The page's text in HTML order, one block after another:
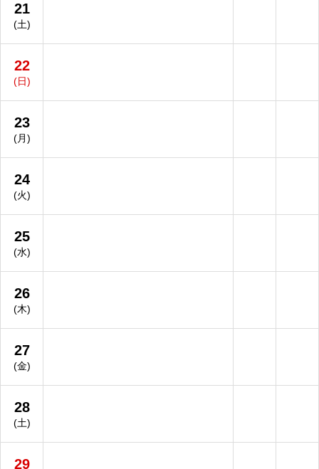
21
(土)
22
(日)
23
(月)
24
(火)
25
(水)
26
(木)
27
(金)
28
(土)
29